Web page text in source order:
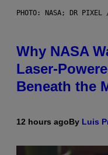
PHOTO: NASA; DR PIXEL
Why NASA
Laser-
Beneath the
12 hours agoBy Luis